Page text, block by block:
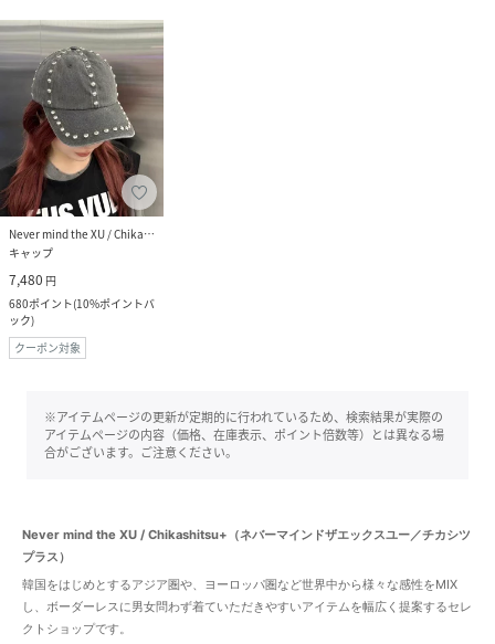
Never mind the XU / Chikashitsu+
キャップ
7,480 円
680ポイント(10%ポイントバ
ック)
クーポン対象
※アイテムページの更新が定期的に行われているため、検索結果が実際の
アイテムページの内容（価格、在庫表示、ポイント倍数等）とは異なる場
合がございます。ご注意ください。
Never mind the XU / Chikashitsu+（ネバーマインドザエックスユー／チカシツ
プラス）
韓国をはじめとするアジア圏や、ヨーロッパ圏など世界中から様々な感性をMIX
し、ボーダーレスに男女問わず着ていただきやすいアイテムを幅広く提案するセレ
クトショップです。